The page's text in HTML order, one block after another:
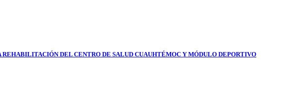
DEL CENTRO DE SALUD CUAUHTÉMOC Y MÓDULO DEPORTIVO